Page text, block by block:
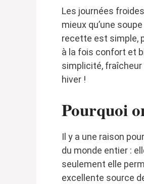
Les journées
mieux qu’une
recette est simple,
à la fois confort et
simplicité,
hiver !
Pourquoi
Il y a une raison
du monde entier :
seulement elle
excellente source